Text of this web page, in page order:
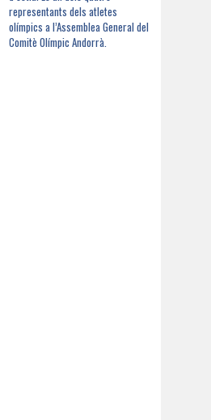
representants dels atletes
olímpics a l’Assemblea General del
Comitè Olímpic Andorrà.